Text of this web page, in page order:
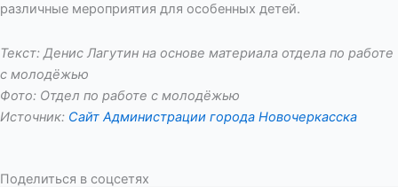
различные мероприятия для особенных детей.
Текст: Денис Лагутин на основе материала отдела по работе
с молодёжью
Фото: Отдел по работе с молодёжью
Источник: Сайт Администрации города Новочеркасска
Поделиться в соцсетях